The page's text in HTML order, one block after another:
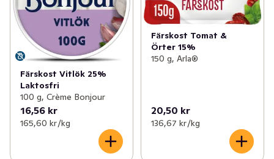
Färskost Vitlök 25%
Laktosfri
100 g, Crème Bonjour
16,56 kr
165,60 kr /kg
Färskost Tomat &
Örter 15%
150 g, Arla®
20,50 kr
136,67 kr /kg